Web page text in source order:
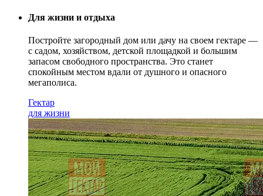
Для жизни и отдыха
Постройте загородный дом или дачу на своем гектаре —
с садом, хозяйством, детской площадкой и большим
запасом свободного пространства. Это станет
спокойным местом вдали от душного и опасного
мегаполиса.
Гектар
для жизни